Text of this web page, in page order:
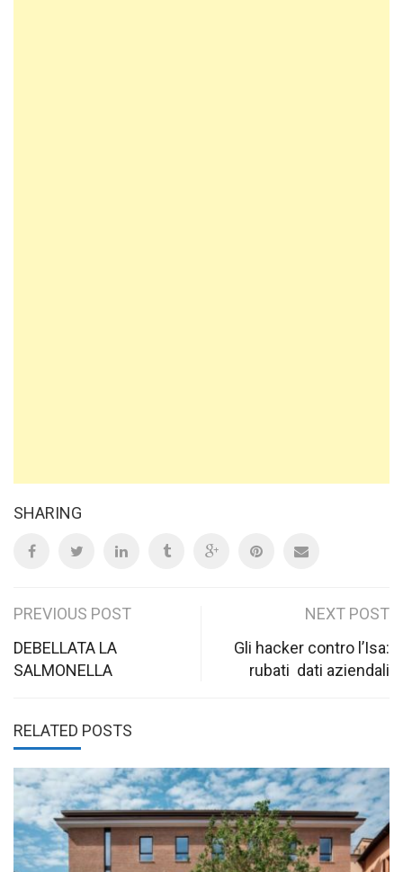
SHARING
Post
navigation
PREVIOUS POST
DEBELLATA LA
SALMONELLA
NEXT POST
Gli hacker contro l’Isa:
rubati dati aziendali
RELATED POSTS